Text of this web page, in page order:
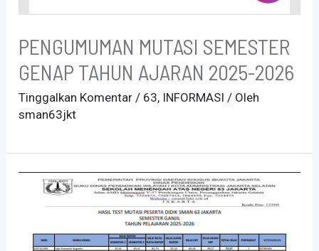
PENGUMUMAN MUTASI SEMESTER
GENAP TAHUN AJARAN 2025-2026
Tinggalkan Komentar / 63, INFORMASI / Oleh
sman63jkt